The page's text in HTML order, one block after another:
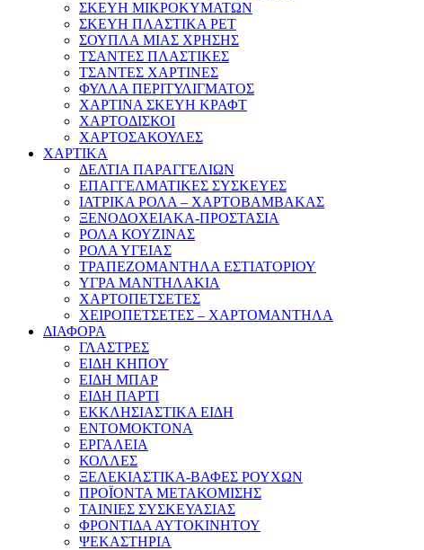
ΣΚΕΥΗ ΜΙΚΡΟΚΥΜΑΤΩΝ
ΣΚΕΥΗ ΠΛΑΣΤΙΚΑ PET
ΣΟΥΠΛΑ ΜΙΑΣ ΧΡΗΣΗΣ
ΤΣΑΝΤΕΣ ΠΛΑΣΤΙΚΕΣ
ΤΣΑΝΤΕΣ ΧΑΡΤΙΝΕΣ
ΦΥΛΛΑ ΠΕΡΙΤΥΛΙΓΜΑΤΟΣ
ΧΑΡΤΙΝΑ ΣΚΕΥΗ ΚΡΑΦΤ
ΧΑΡΤΟΔΙΣΚΟΙ
ΧΑΡΤΟΣΑΚΟΥΛΕΣ
ΧΑΡΤΙΚΑ
ΔΕΛΤΙΑ ΠΑΡΑΓΓΕΛΙΩΝ
ΕΠΑΓΓΕΛΜΑΤΙΚΕΣ ΣΥΣΚΕΥΕΣ
ΙΑΤΡΙΚΑ ΡΟΛΑ – ΧΑΡΤΟΒΑΜΒΑΚΑΣ
ΞΕΝΟΔΟΧΕΙΑΚΑ-ΠΡΟΣΤΑΣΙΑ
ΡΟΛΑ ΚΟΥΖΙΝΑΣ
ΡΟΛΑ ΥΓΕΙΑΣ
ΤΡΑΠΕΖΟΜΑΝΤΗΛΑ ΕΣΤΙΑΤΟΡΙΟΥ
ΥΓΡΑ ΜΑΝΤΗΛΑΚΙΑ
ΧΑΡΤΟΠΕΤΣΕΤΕΣ
ΧΕΙΡΟΠΕΤΣΕΤΕΣ – ΧΑΡΤΟΜΑΝΤΗΛΑ
ΔΙΑΦΟΡΑ
ΓΛΑΣΤΡΕΣ
ΕΙΔΗ ΚΗΠΟΥ
ΕΙΔΗ ΜΠΑΡ
ΕΙΔΗ ΠΑΡΤΙ
ΕΚΚΛΗΣΙΑΣΤΙΚΑ ΕΙΔΗ
ΕΝΤΟΜΟΚΤΟΝΑ
ΕΡΓΑΛΕΙΑ
ΚΟΛΛΕΣ
ΞΕΛΕΚΙΑΣΤΙΚΑ-ΒΑΦΕΣ ΡΟΥΧΩΝ
ΠΡΟΪΟΝΤΑ ΜΕΤΑΚΟΜΙΣΗΣ
ΤΑΙΝΙΕΣ ΣΥΣΚΕΥΑΣΙΑΣ
ΦΡΟΝΤΙΔΑ ΑΥΤΟΚΙΝΗΤΟΥ
ΨΕΚΑΣΤΗΡΙΑ